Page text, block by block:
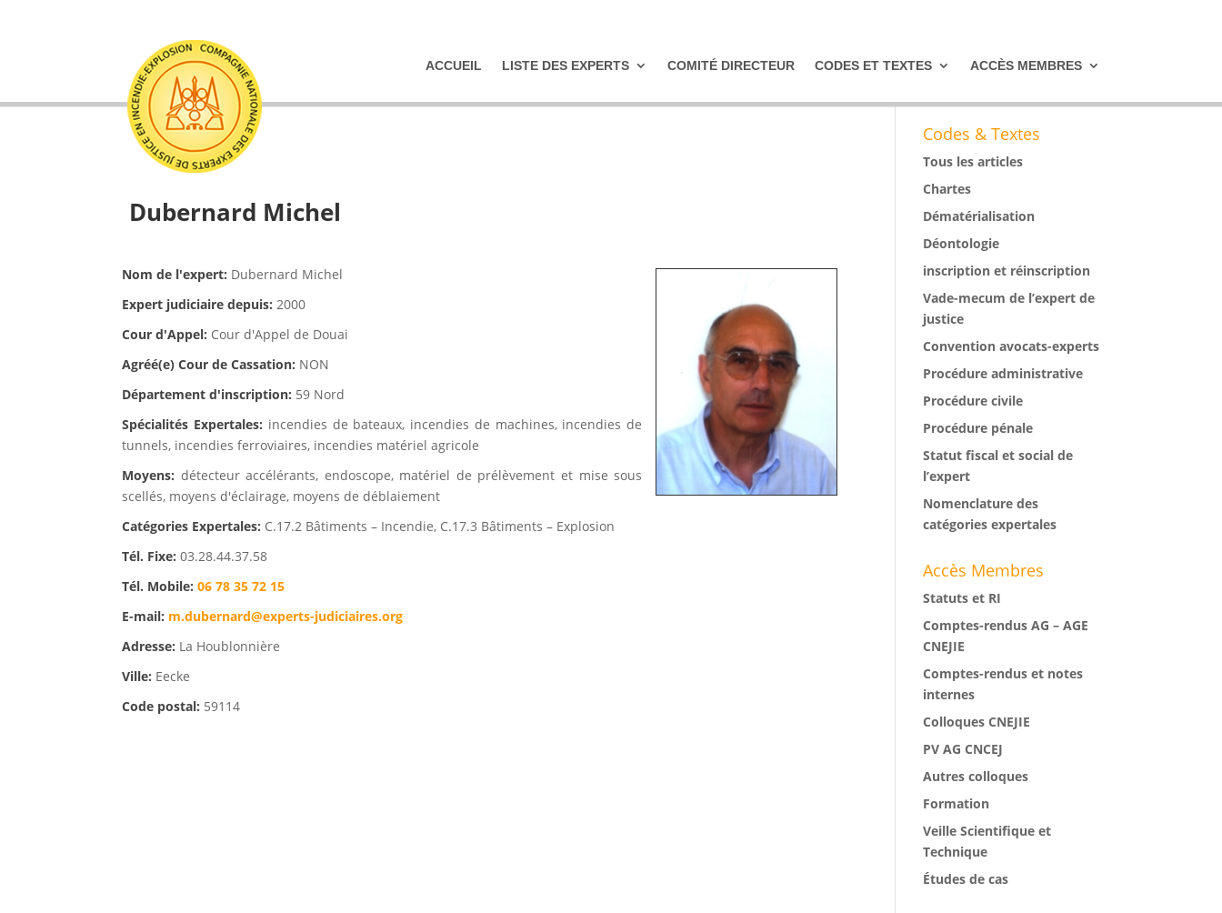
ACCUEIL LISTE DES EXPERTS COMITÉ DIRECTEUR CODES ET TEXTES ACCÈS MEMBRES
Dubernard Michel
Nom de l'expert: Dubernard Michel
Expert judiciaire depuis: 2000
Cour d'Appel: Cour d'Appel de Douai
Agréé(e) Cour de Cassation: NON
Département d'inscription: 59 Nord
Spécialités Expertales: incendies de bateaux, incendies de machines, incendies de
tunnels, incendies ferroviaires, incendies matériel agricole
Moyens: détecteur accélérants, endoscope, matériel de prélèvement et mise sous
scellés, moyens d'éclairage, moyens de déblaiement
Catégories Expertales: C.17.2 Bâtiments – Incendie, C.17.3 Bâtiments – Explosion
Tél. Fixe: 03.28.44.37.58
Tél. Mobile: 06 78 35 72 15
E-mail: m.dubernard@experts-judiciaires.org
Adresse: La Houblonnière
Ville: Eecke
Code postal: 59114
Codes & Textes
Tous les articles
Chartes
Dématérialisation
Déontologie
inscription et réinscription
Vade-mecum de l’expert de
justice
Convention avocats-experts
Procédure administrative
Procédure civile
Procédure pénale
Statut fiscal et social de
l’expert
Nomenclature des
catégories expertales
Accès Membres
Statuts et RI
Comptes-rendus AG – AGE
CNEJIE
Comptes-rendus et notes
internes
Colloques CNEJIE
PV AG CNCEJ
Autres colloques
Formation
Veille Scientifique et
Technique
Études de cas